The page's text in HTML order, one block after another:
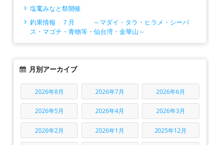
塩竃みなと祭開催
釣果情報 ７月 ～マダイ・タラ・ヒラメ・シーバ
ス・マゴチ・青物等・仙台湾・金華山～
月別アーカイブ
2026年8月 2026年7月 2026年6月
2026年5月 2026年4月 2026年3月
2026年2月 2026年1月 2025年12月